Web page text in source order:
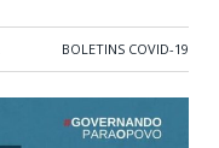
BOLETINS COVID-19